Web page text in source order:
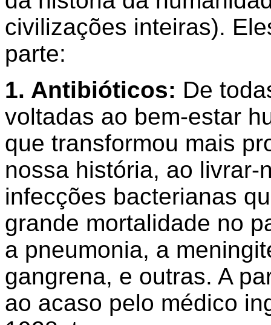
civilizações inteiras).
parte:
1. Antibióticos: De
voltadas ao bem-estar
que transformou mais
nossa história, ao livrar-
infecções bacterianas
grande mortalidade no
a pneumonia, a
gangrena, e outras. A
ao acaso pelo médico